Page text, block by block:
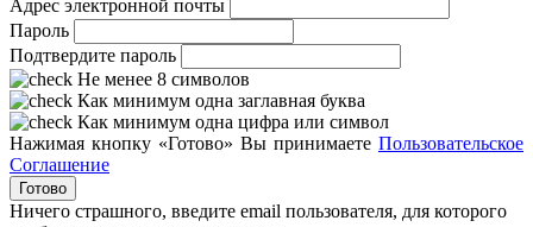
Адрес электронной почты
Пароль
Подтвердите пароль
Не менее 8 символов
Как минимум одна заглавная буква
Как минимум одна цифра или символ
Нажимая кнопку «Готово» Вы принимаете Пользовательское
Соглашение
Готово
Ничего страшного, введите email пользователя, для которого